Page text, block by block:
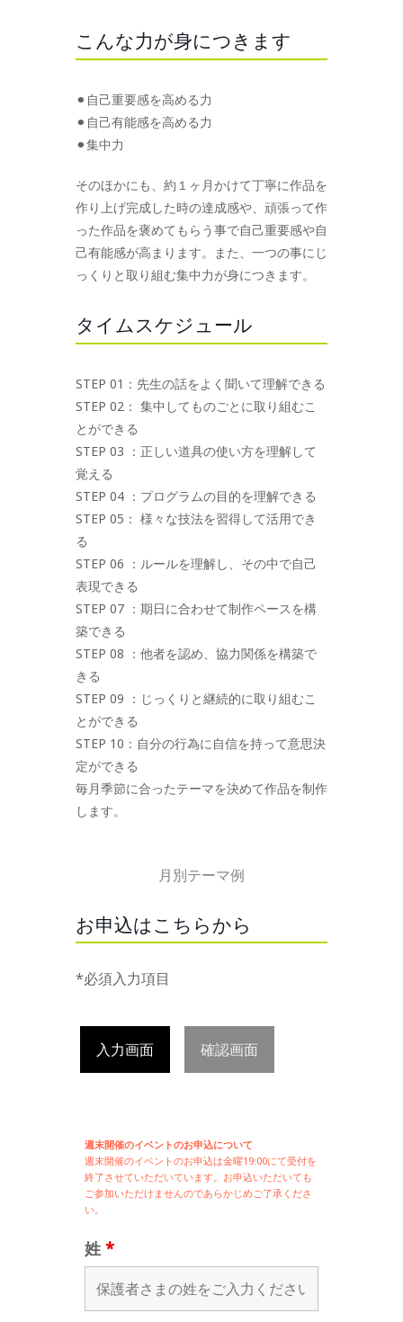
こんな力が身につきます
⚫︎自己重要感を高める力
⚫︎自己有能感を高める力
⚫︎集中力
そのほかにも、約１ヶ月かけて丁寧に作品を
作り上げ完成した時の達成感や、頑張って作
った作品を褒めてもらう事で自己重要感や自
己有能感が高まります。また、一つの事にじ
っくりと取り組む集中力が身につきます。
タイムスケジュール
STEP 01：先生の話をよく聞いて理解できる
STEP 02： 集中してものごとに取り組むこ
とができる
STEP 03 ：正しい道具の使い方を理解して
覚える
STEP 04 ：プログラムの目的を理解できる
STEP 05： 様々な技法を習得して活用でき
る
STEP 06 ：ルールを理解し、その中で自己
表現できる
STEP 07 ：期日に合わせて制作ペースを構
築できる
STEP 08 ：他者を認め、協力関係を構築で
きる
STEP 09 ：じっくりと継続的に取り組むこ
とができる
STEP 10：自分の行為に自信を持って意思決
定ができる
毎月季節に合ったテーマを決めて作品を制作
します。
月別テーマ例
お申込はこちらから
*必須入力項目
入力画面 確認画面
週末開催のイベントのお申込について
週末開催のイベントのお申込は金曜19:00にて受付を
終了させていただいています。お申込いただいても
ご参加いただけませんのであらかじめご了承くださ
い。
姓 *